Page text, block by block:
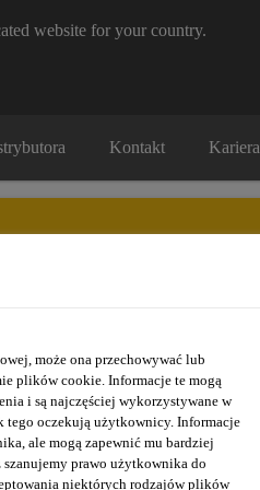
website for your country.
Kontakt Kariera
Szkolenia Sika
SikaMelt®-675 IS
może ona przechowywać lub
plików cookie. Informacje te mogą
i są najczęściej wykorzystywane w
tego oczekują użytkownicy. Informacje
ale mogą zapewnić mu bardziej
szanujemy prawo użytkownika do
niektórych rodzajów plików